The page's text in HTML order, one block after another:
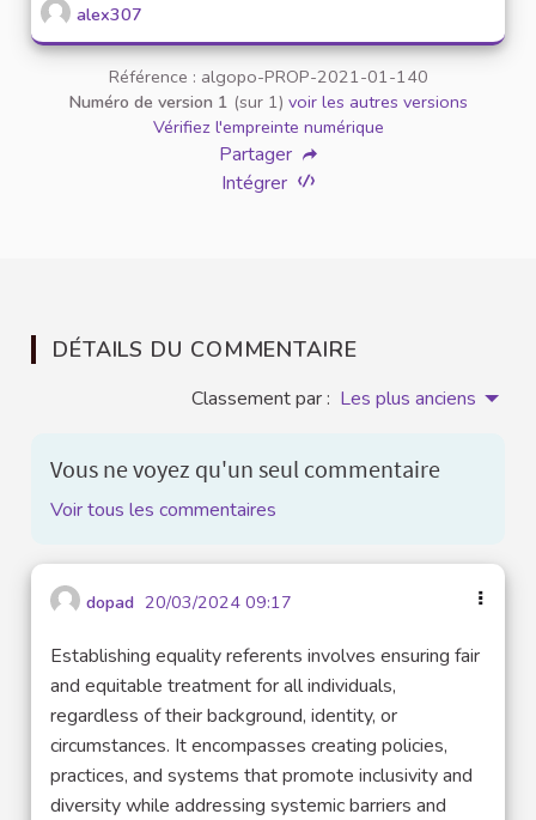
alex307
Référence : algopo-PROP-2021-01-140
Numéro de version 1 (sur 1) voir les autres versions
Vérifiez l'empreinte numérique
Partager
Intégrer
DÉTAILS DU COMMENTAIRE
Classement par : Les plus anciens
Vous ne voyez qu'un seul commentaire
Voir tous les commentaires
dopad 20/03/2024 09:17
Establishing equality referents involves ensuring fair
and equitable treatment for all individuals,
regardless of their background, identity, or
circumstances. It encompasses creating policies,
practices, and systems that promote inclusivity and
diversity while addressing systemic barriers and